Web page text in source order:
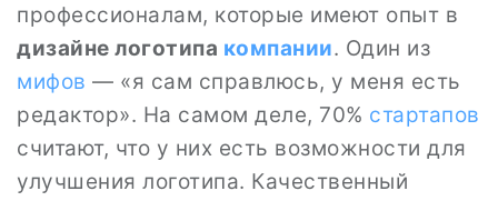
профессионалам, которые имеют опыт в
дизайне логотипа компании. Один из
мифов — «я сам справлюсь, у меня есть
редактор». На самом деле, 70% стартапов
считают, что у них есть возможности для
улучшения логотипа. Качественный